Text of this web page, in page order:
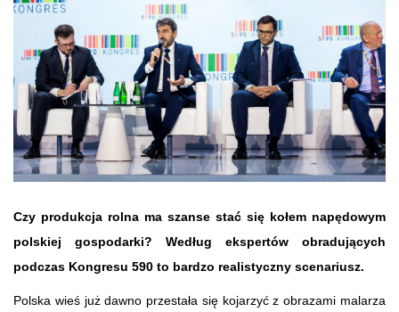
Czy produkcja rolna ma szanse stać się kołem napędowym
polskiej gospodarki? Według ekspertów obradujących
podczas Kongresu 590 to bardzo realistyczny scenariusz.
Polska wieś już dawno przestała się kojarzyć z obrazami malarza